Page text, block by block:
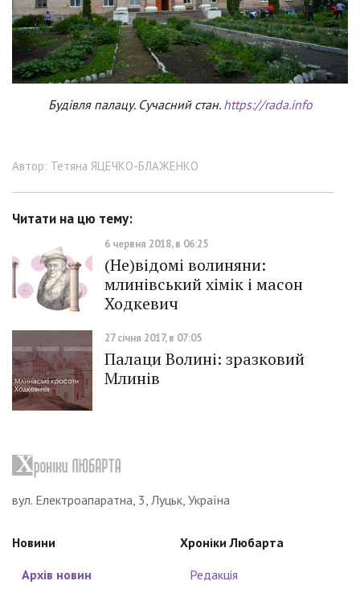
Будівля палацу. Сучасний стан. https://rada.info
Автор: Тетяна ЯЦЕЧКО-БЛАЖЕНКО
Читати на цю тему:
6 червня 2018, в 06:25
(Не)відомі волиняни:
млинівський хімік і масон
Ходкевич
27 січня 2017, в 07:05
Палаци Волині: зразковий
Млинів
вул. Електроапаратна, 3, Луцьк, Україна
Новини
Архів новин
Хроніки Любарта
Редакція